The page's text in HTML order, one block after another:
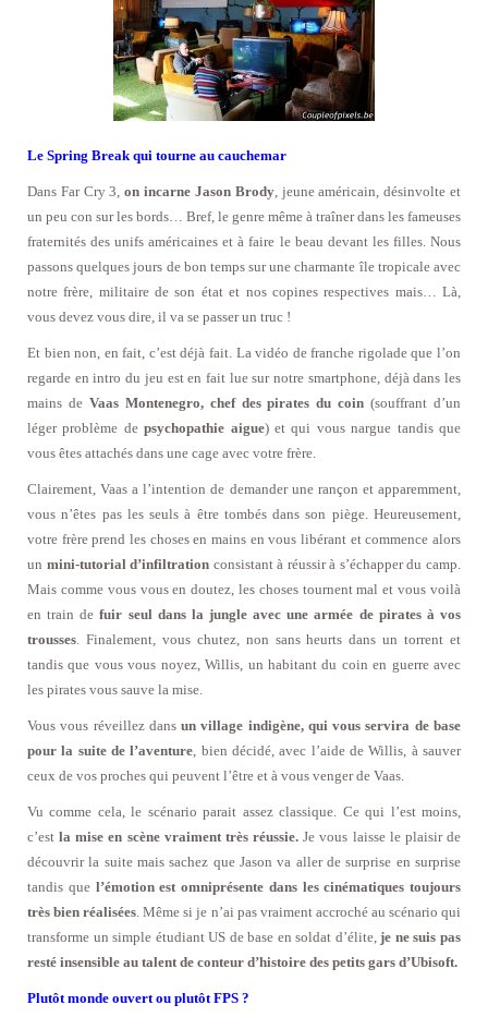
Le Spring Break qui tourne au cauchemar
Dans Far Cry 3,on incarne Jason Brody, jeune américain, désinvolte et
un peu con sur les bords… Bref, le genre même à traîner dans les fameuses
fraternités des unifs américaines et à faire le beau devant les filles. Nous
passons quelques jours de bon temps sur une charmante île tropicale avec
notre frère, militaire de son état et nos copines respectives mais… Là,
vous devez vous dire, il va se passer un truc !
Et bien non, en fait, c’est déjà fait. La vidéo de franche rigolade que l’on
regarde en intro du jeu est en fait lue sur notre smartphone, déjà dans les
mains de Vaas Montenegro, chef des pirates du coin (souffrant d’un
léger problème depsychopathie aigue) et qui vous nargue tandis que
vous êtes attachés dans une cage avec votre frère.
Clairement, Vaas a l’intention de demander une rançon et apparemment,
vous n’êtes pas les seuls à être tombés dans son piège. Heureusement,
votre frère prend les choses en mains en vous libérant et commence alors
un mini-tutorial d’infiltration consistant à réussir à s’échapper du camp.
Mais comme vous vous en doutez, les choses tournent mal et vous voilà
en train defuir seul dans la jungle avec une armée de pirates à vos
trousses . Finalement, vous chutez, non sans heurts dans un torrent et
tandis que vous vous noyez, Willis, un habitant du coin en guerre avec
les pirates vous sauve la mise.
Vous vous réveillez dansun village indigène, qui vous servira de base
pour la suite de l’aventure , bien décidé, avec l’aide de Willis, à sauver
ceux de vos proches qui peuvent l’être et à vous venger de Vaas.
Vu comme cela, le scénario parait assez classique. Ce qui l’est moins,
c’estla mise en scène vraiment très réussie. Je vous laisse le plaisir de
découvrir la suite mais sachez que Jason va aller de surprise en surprise
tandis quel’émotion est omniprésente dans les cinématiques toujours
très bien réalisées . Même si je n’ai pas vraiment accroché au scénario qui
transforme un simple étudiant US de base en soldat d’élite,je ne suis pas
resté insensible au talent de conteur d’histoire des petits gars d’Ubisoft.
Plutôt monde ouvert ou plutôt FPS ?